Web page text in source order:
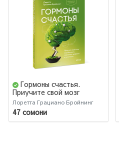
Гормоны счастья.
Приучите свой мозг
вырабатывать серотонин,
дофамин и окситоцин.
Легкий выбор
Лоретта Грациано Бройнинг
47 сомони